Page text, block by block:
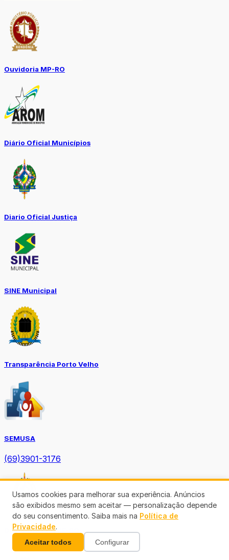
Ouvidoria MP-RO
Diário Oficial Municípios
Diario Oficial Justiça
SINE Municipal
Transparência Porto Velho
SEMUSA
(69)3901-3176
Diário Oficial TCE-RO
Usamos cookies para melhorar sua experiência. Anúncios
são exibidos mesmo sem aceitar — personalização depende
do seu consentimento. Saiba mais na Política de
Privacidade.
Aceitar todos Configurar